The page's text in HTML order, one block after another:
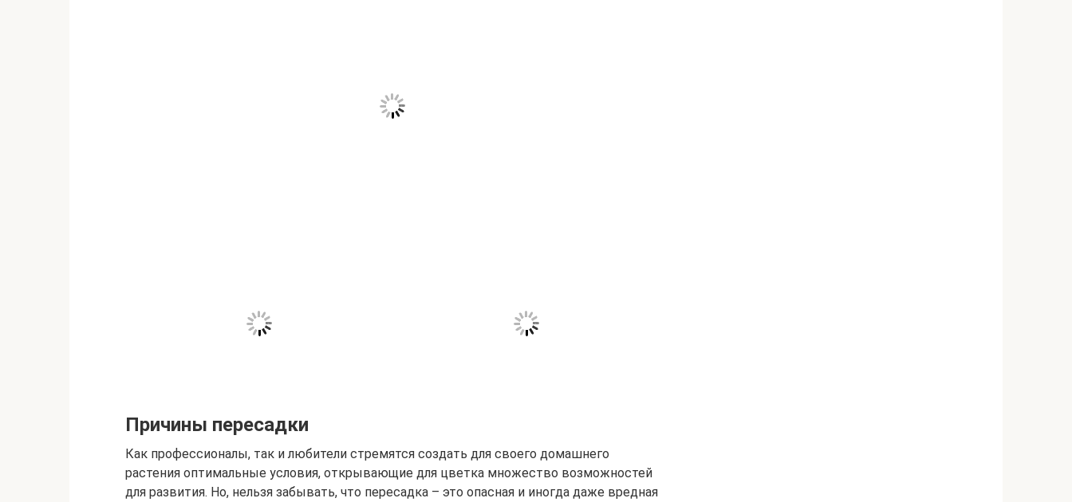
Причины пересадки
Как профессионалы, так и любители стремятся создать для своего домашнего
растения оптимальные условия, открывающие для цветка множество возможностей
для развития. Но, нельзя забывать, что пересадка – это опасная и иногда даже вредная